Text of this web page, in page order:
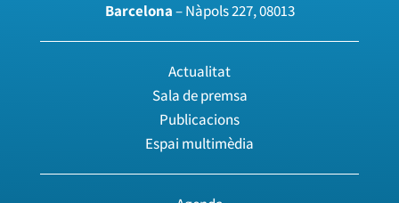
Barcelona– Nàpols 227, 08013
Actualitat
Sala de premsa
Publicacions
Espai multimèdia